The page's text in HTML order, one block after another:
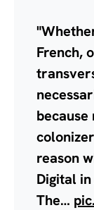
French,
reason
Digital
The…